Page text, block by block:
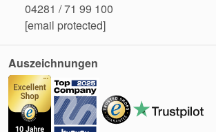
04281 / 71 99 100
[email protected]
Auszeichnungen